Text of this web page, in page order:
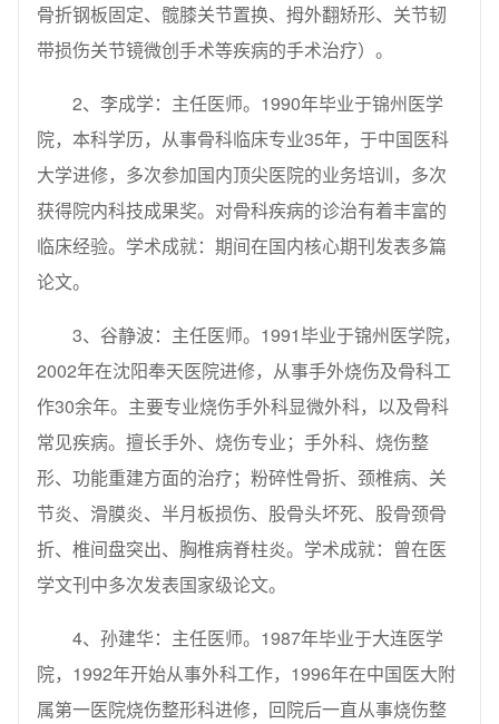
骨折钢板固定、髋膝关节置换、拇外翻矫形、关节韧
带损伤关节镜微创手术等疾病的手术治疗）。
2、李成学：主任医师。1990年毕业于锦州医学
院，本科学历，从事骨科临床专业35年，于中国医科
大学进修，多次参加国内顶尖医院的业务培训，多次
获得院内科技成果奖。对骨科疾病的诊治有着丰富的
临床经验。学术成就：期间在国内核心期刊发表多篇
论文。
3、谷静波：主任医师。1991毕业于锦州医学院，
2002年在沈阳奉天医院进修，从事手外烧伤及骨科工
作30余年。主要专业烧伤手外科显微外科，以及骨科
常见疾病。擅长手外、烧伤专业；手外科、烧伤整
形、功能重建方面的治疗；粉碎性骨折、颈椎病、关
节炎、滑膜炎、半月板损伤、股骨头坏死、股骨颈骨
折、椎间盘突出、胸椎病脊柱炎。学术成就：曾在医
学文刊中多次发表国家级论文。
4、孙建华：主任医师。1987年毕业于大连医学
院，1992年开始从事外科工作，1996年在中国医大附
属第一医院烧伤整形科进修，回院后一直从事烧伤整